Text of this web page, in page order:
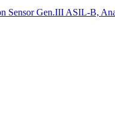
Sensor Gen.III ASIL-B,